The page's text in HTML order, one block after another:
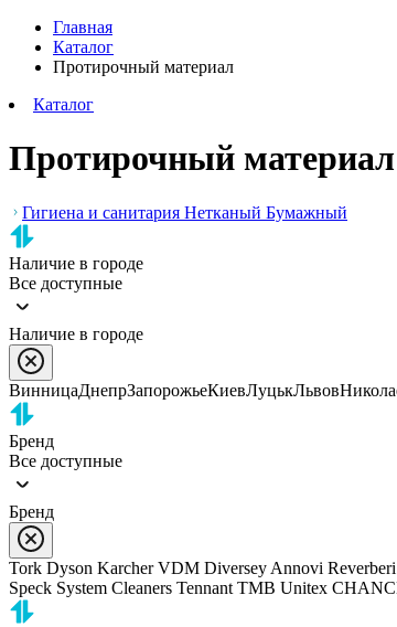
Главная
Каталог
Протирочный материал
Каталог
Протирочный материал
Гигиена и санитария Нетканый Бумажный
Наличие в городе
Все доступные
Наличие в городе
ВинницаДнепрЗапорожьеКиевЛуцькЛьвов
Бренд
Все доступные
Бренд
Tork Dyson Karcher VDM Diversey Annovi Reverberi
Speck System Cleaners Tennant TMB Unitex